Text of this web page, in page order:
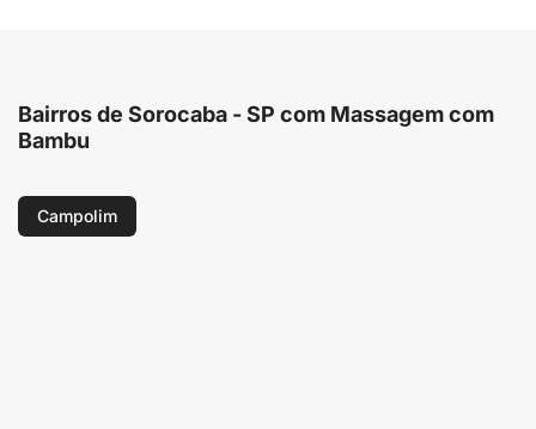
Bairros de Sorocaba - SP com Massagem com
Bambu
Campolim